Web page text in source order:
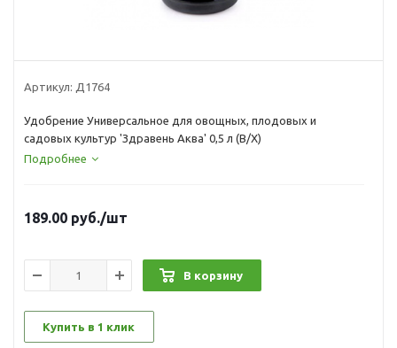
Артикул: Д1764
Удобрение Универсальное для овощных, плодовых и
садовых культур 'Здравень Аква' 0,5 л (В/Х)
Подробнее
189.00 руб./шт
В корзину
Купить в 1 клик